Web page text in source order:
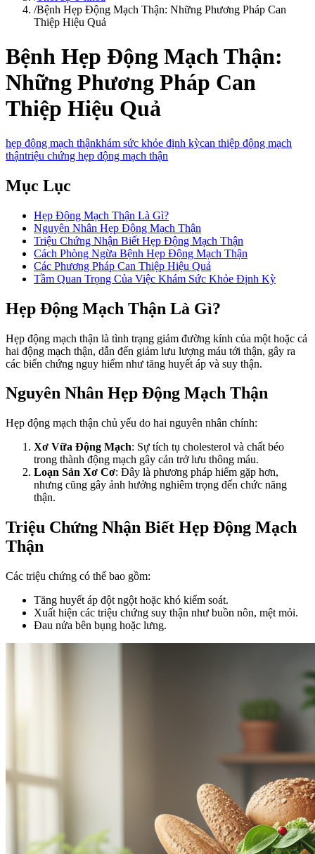
/Bệnh Hẹp Động Mạch Thận: Những Phương Pháp Can
Thiệp Hiệu Quả
Bệnh Hẹp Động Mạch Thận:
Những Phương Pháp Can
Thiệp Hiệu Quả
hẹp động mạch thậnkhám sức khỏe định kỳcan thiệp động mạch
thậntriệu chứng hẹp động mạch thận
Mục Lục
Hẹp Động Mạch Thận Là Gì?
Nguyên Nhân Hẹp Động Mạch Thận
Triệu Chứng Nhận Biết Hẹp Động Mạch Thận
Cách Phòng Ngừa Bệnh Hẹp Động Mạch Thận
Các Phương Pháp Can Thiệp Hiệu Quả
Tầm Quan Trọng Của Việc Khám Sức Khỏe Định Kỳ
Hẹp Động Mạch Thận Là Gì?
Hẹp động mạch thận là tình trạng giảm đường kính của một hoặc cả
hai động mạch thận, dẫn đến giảm lưu lượng máu tới thận, gây ra
các biến chứng nguy hiểm như tăng huyết áp và suy thận.
Nguyên Nhân Hẹp Động Mạch Thận
Hẹp động mạch thận chủ yếu do hai nguyên nhân chính:
Xơ Vữa Động Mạch: Sự tích tụ cholesterol và chất béo
trong thành động mạch gây cản trở lưu thông máu.
Loạn Sản Xơ Cơ: Đây là phương pháp hiếm gặp hơn,
nhưng cũng gây ảnh hưởng nghiêm trọng đến chức năng
thận.
Triệu Chứng Nhận Biết Hẹp Động Mạch
Thận
Các triệu chứng có thể bao gồm:
Tăng huyết áp đột ngột hoặc khó kiểm soát.
Xuất hiện các triệu chứng suy thận như buồn nôn, mệt mỏi.
Đau nửa bên bụng hoặc lưng.